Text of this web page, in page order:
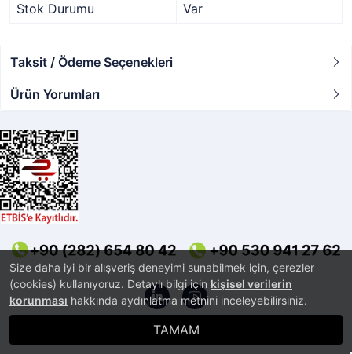
Size daha iyi bir alışveriş deneyimi sunabilmek için, çerezler
(cookies) kullanıyoruz. Detaylı bilgi için kişisel verilerin
korunması hakkında aydınlatma metnini inceleyebilirsiniz.
TAMAM
Stok Durumu
Var
Taksit / Ödeme Seçenekleri
Ürün Yorumları
E-Ticaret Sistemi